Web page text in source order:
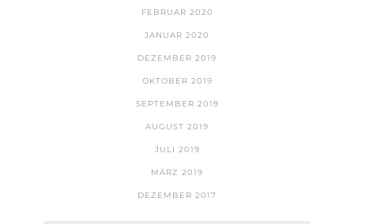
FEBRUAR 2020
JANUAR 2020
DEZEMBER 2019
OKTOBER 2019
SEPTEMBER 2019
AUGUST 2019
JULI 2019
MÄRZ 2019
DEZEMBER 2017